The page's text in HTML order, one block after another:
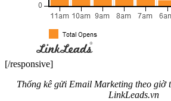
[/responsive]
Thống kê gửi Email Marketing theo giờ
LinkLeads.vn